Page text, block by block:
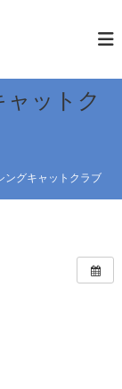
ットク
ングキャットクラブ